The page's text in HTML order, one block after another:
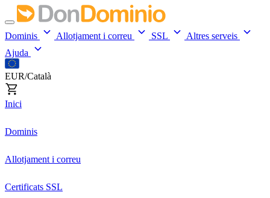
Dominis Allotjament i correu SSL
Altres serveis
Ajuda
EUR/Català
Inici
Dominis
Allotjament i correu
Certificats SSL